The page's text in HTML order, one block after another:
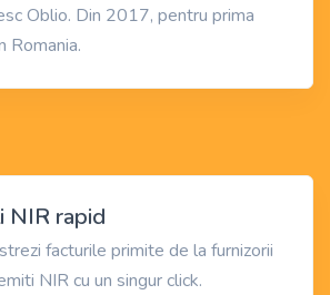
Oblio. Din 2017, pentru prima
Romania.
NIR rapid
facturile primite de la furnizorii
NIR cu un singur click.